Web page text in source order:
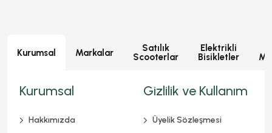
Kurumsal Markalar
Satılık
Scooterlar
Elektrikli
Bisikletler
Kurumsal
Hakkımızda
Gizlilik ve Kullanım
Üyelik Sözleşmesi